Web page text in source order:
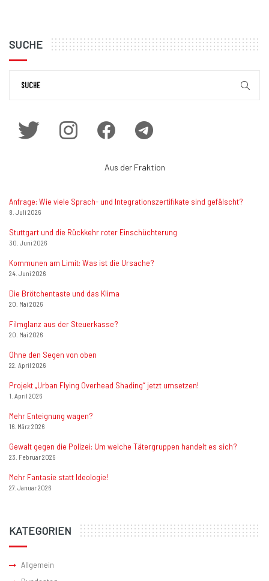
SUCHE
Aus der Fraktion
Anfrage: Wie viele Sprach- und Integrationszertifikate sind gefälscht?
8. Juli 2026
Stuttgart und die Rückkehr roter Einschüchterung
30. Juni 2026
Kommunen am Limit: Was ist die Ursache?
24. Juni 2026
Die Brötchentaste und das Klima
20. Mai 2026
Filmglanz aus der Steuerkasse?
20. Mai 2026
Ohne den Segen von oben
22. April 2026
Projekt „Urban Flying Overhead Shading“ jetzt umsetzen!
1. April 2026
Mehr Enteignung wagen?
16. März 2026
Gewalt gegen die Polizei: Um welche Tätergruppen handelt es sich?
23. Februar 2026
Mehr Fantasie statt Ideologie!
27. Januar 2026
KATEGORIEN
Allgemein